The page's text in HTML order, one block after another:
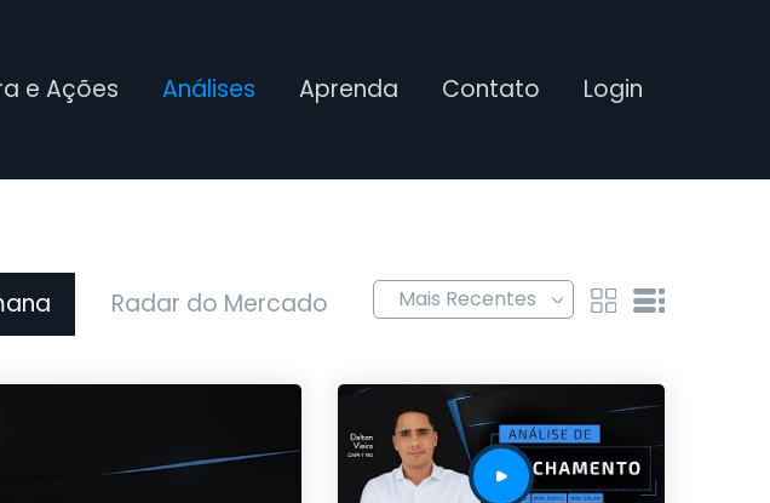
e Ações Análises Aprenda Contato Login
Radar do Mercado